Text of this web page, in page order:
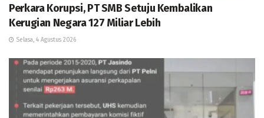
Perkara Korupsi, PT SMB Setuju Kembalikan
Kerugian Negara 127 Miliar Lebih
Selasa, 4 Agustus 2026